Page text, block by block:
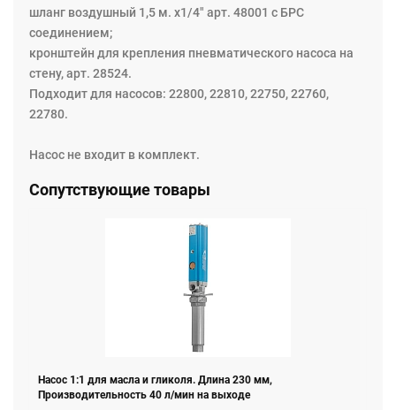
шланг воздушный 1,5 м. х1/4" арт. 48001 с БРС
соединением;
кронштейн для крепления пневматического насоса на
стену, арт. 28524.
Подходит для насосов: 22800, 22810, 22750, 22760,
22780.
Насос не входит в комплект.
Сопутствующие товары
Насос 1:1 для масла и гликоля. Длина 230 мм,
Производительность 40 л/мин на выходе